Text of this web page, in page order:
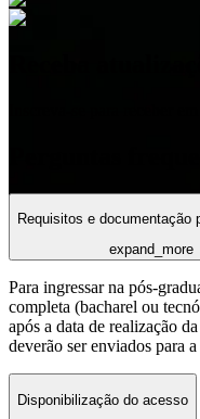
Requisitos e documentação
expand_more
Para ingressar na pós-
completa (bacharel ou
após a data de realização
deverão ser enviados para
Disponibilização do acesso